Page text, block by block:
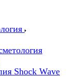
Shock Wave